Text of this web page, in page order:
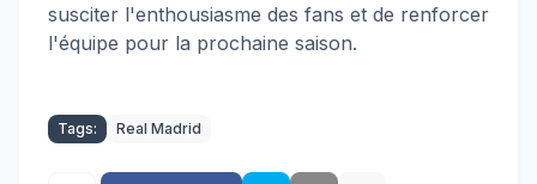
susciter l'enthousiasme des fans et de renforcer
l'équipe pour la prochaine saison.
Tags: Real Madrid